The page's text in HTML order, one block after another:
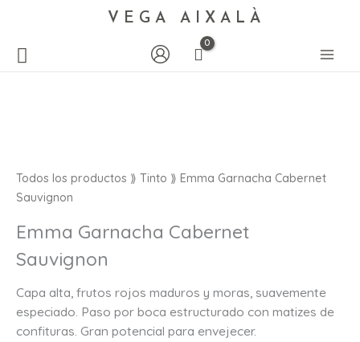
VEGA AIXALÀ
Todos los productos ⟫ Tinto ⟫ Emma Garnacha Cabernet
Sauvignon
Emma Garnacha Cabernet
Sauvignon
Capa alta, frutos rojos maduros y moras, suavemente
especiado. Paso por boca estructurado con matizes de
confituras. Gran potencial para envejecer.
Sauvignon
cantidad